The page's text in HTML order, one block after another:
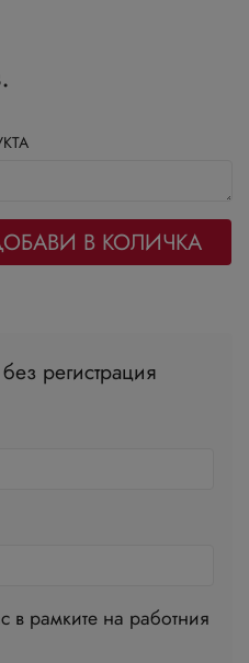
В КОЛИЧКА
регистрация
рамките на работния